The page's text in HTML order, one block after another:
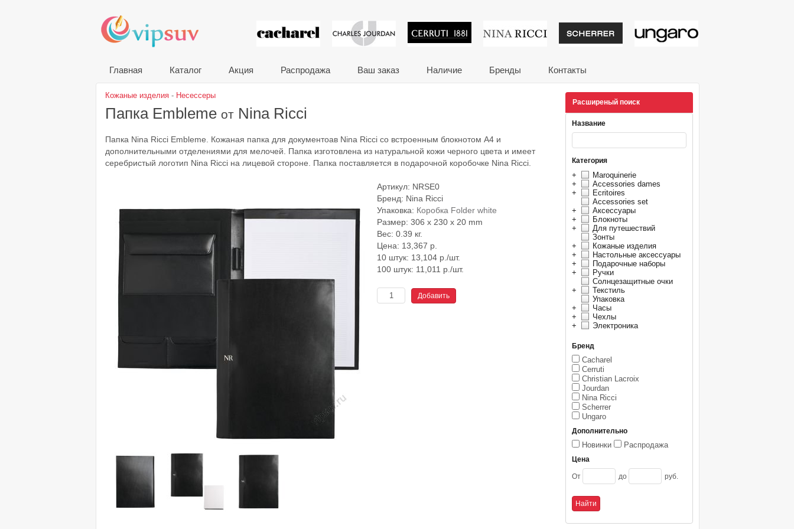
VIP сувениры и корпоративные подарки от
Главная Каталог Акция Распродажа Ваш заказ Наличие Бренды Контакты
Расширеный поиск
Название
Категория
+
Maroquinerie
+
Accessories dames
+
Ecritoires
Accessories set
+
Аксессуары
+
Блокноты
+
Для путешествий
Зонты
+
Кожаные изделия
+
Настольные аксессуары
+
Подарочные наборы
+
Ручки
Солнцезащитные очки
+
Текстиль
Упаковка
+
Часы
+
Чехлы
+
Электроника
Бренд
Cacharel
Cerruti
Christian Lacroix
Jourdan
Nina Ricci
Scherrer
Ungaro
Дополнительно
Новинки Распродажа
Цена
От до руб.
Кожаные изделия - Несессеры
Папка Embleme от Nina Ricci
Папка Nina Ricci Embleme. Кожаная папка для документоав Nina Ricci со встроенным блокнотом A4 и
дополнительными отделениями для мелочей. Папка изготовлена из натуральной кожи черного цвета и имеет
серебристый логотип Nina Ricci на лицевой стороне. Папка поставляется в подарочной коробочке Nina Ricci.
Артикул: NRSE0
Бренд: Nina Ricci
Упаковка: Коробка Folder white
Размер: 306 x 230 x 20 mm
Вес: 0.39 кг.
Цена: 13,367 р.
10 штук: 13,104 р./шт.
100 штук: 11,011 р./шт.